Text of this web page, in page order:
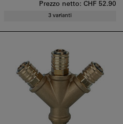
Prezzo netto:CHF 52.90
3 varianti